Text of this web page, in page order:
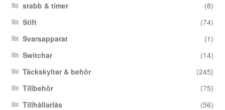
stabb & timer
(8)
Stift
(74)
Svarsapparat
(1)
Switchar
(14)
Täckskyltar & behör
(245)
Tillbehör
(75)
Tillhållarlås
(56)